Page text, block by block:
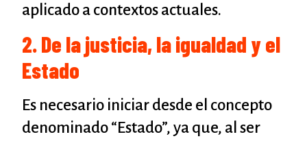
aplicado a contextos actuales.
2. De la justicia, la igualdad y el
Estado
Es necesario iniciar desde el concepto
denominado “Estado”, ya que, al ser